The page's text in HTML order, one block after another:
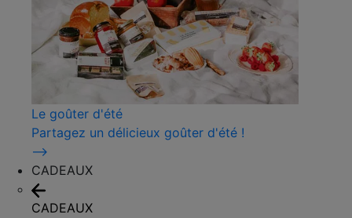
Le goûter d'été
Partagez un délicieux goûter d'été !
⟶
CADEAUX
CADEAUX